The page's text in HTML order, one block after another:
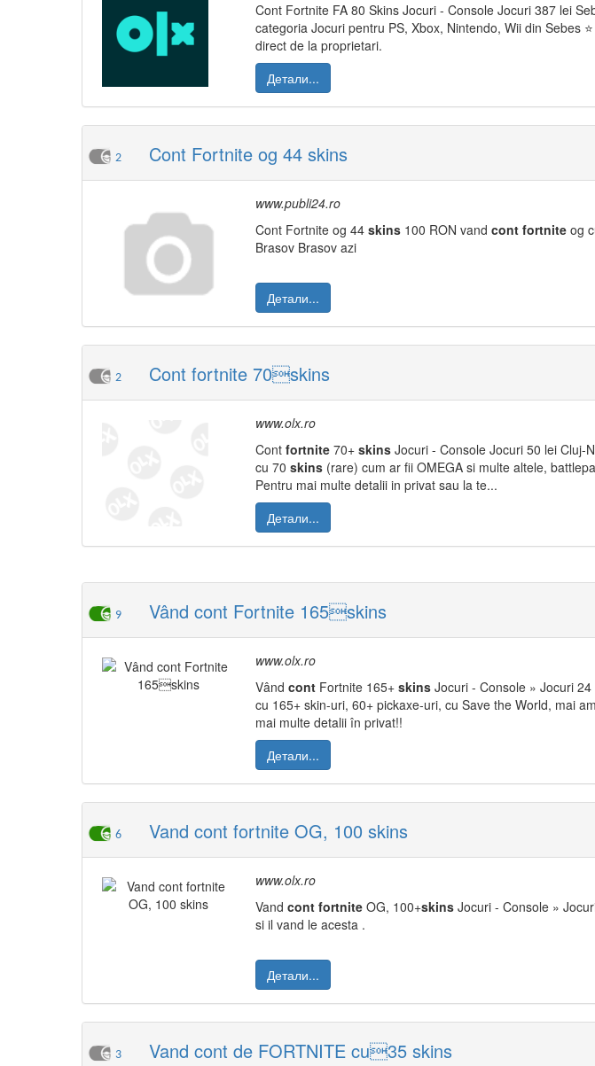
Cont Fortnite FA 80 Skins Jocuri - Console Jocuri 387 lei
categoria Jocuri pentru PS, Xbox, Nintendo, Wii din Sebes
direct de la proprietari.
Детали...
2 Cont Fortnite og 44 skins
www.publi24.ro
Cont Fortnite og 44 skins 100 RON vand cont fortnite og
Brasov Brasov azi
Детали...
2 Cont fortnite 70skins
www.olx.ro
Cont fortnite 70+ skins Jocuri - Console Jocuri 50 lei Cluj-
cu 70 skins (rare) cum ar fii OMEGA si multe altele,
Pentru mai multe detalii in privat sau la te...
Детали...
9 Vând cont Fortnite 165skins
www.olx.ro
Vând cont Fortnite 165+ skins Jocuri - Console » Jocuri
cu 165+ skin-uri, 60+ pickaxe-uri, cu Save the World, mai
mai multe detalii în privat!!
Детали...
6 Vand cont fortnite OG, 100 skins
www.olx.ro
Vand cont fortnite OG, 100+skins Jocuri - Console »
si il vand le acesta .
Детали...
3 Vand cont de FORTNITE cu35 skins